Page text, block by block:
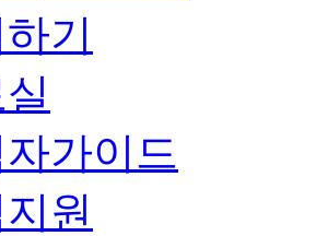
기
가이드
원